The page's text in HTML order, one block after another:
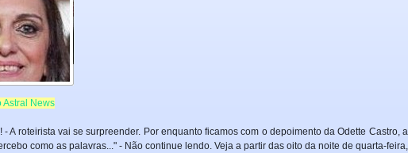
Astral News
roteirista vai se surpreender. Por enquanto ficamos com o depoimento da Odette Castro, a
como as palavras..." - Não continue lendo. Veja a partir das oito da noite de quarta-feira,